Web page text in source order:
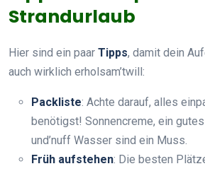
Strandurlaub
Hier sind ein paar Tipps, damit dein
auch wirklich erholsam’twill:
Packliste: Achte darauf, alles
benötigst! Sonnencreme, ein
und’nuff Wasser sind ein Muss.
Früh aufstehen: Die besten